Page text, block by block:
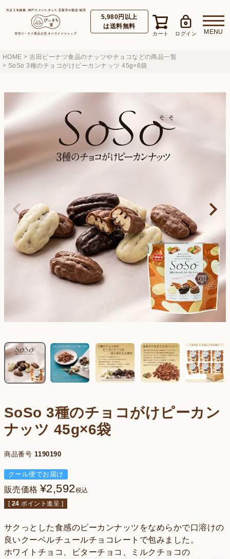
5,980円以上
は送料無料
HOME
吉田ピーナツ食品のナッツやチョコなどの商品一覧
SoSo 3種のチョコがけピーカンナッツ 45g×6袋
SoSo 3種のチョコがけピーカン
ナッツ 45g×6袋
商品番号 1190190
クール便でお届け
販売価格 ¥2,592税込
[ 24 ポイント進呈 ]
サクっとした食感のピーカンナッツをなめらかで口溶けの
良いクーベルチュールチョコレートで包みました。
ホワイトチョコ、ビターチョコ、ミルクチョコの